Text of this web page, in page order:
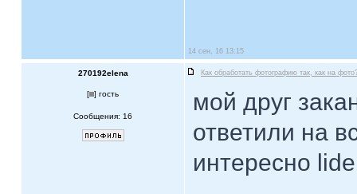
14 сен, 16 13:15
270192elena Как обработать фотографию так, как на
[ ] гость
Сообщения: 16
мой друг
ответили на
интересно